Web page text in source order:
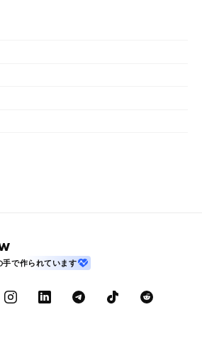
で作られています